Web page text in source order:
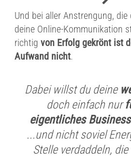
Und bei aller Anstrengung,
deine Online-Kommunikation
richtig von Erfolg gekrönt ist
Aufwand nicht.
Dabei willst du deine
doch einfach nur
eigentliches
...und nicht soviel
Stelle verdaddeln,